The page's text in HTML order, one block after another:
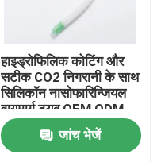
हाइड्रोफिलिक कोटिंग और
सटीक CO2 निगरानी के साथ
सिलिकॉन नासोफारिन्जियल
वायुमार्ग ट्यूब OEM ODM
जांच भेजें